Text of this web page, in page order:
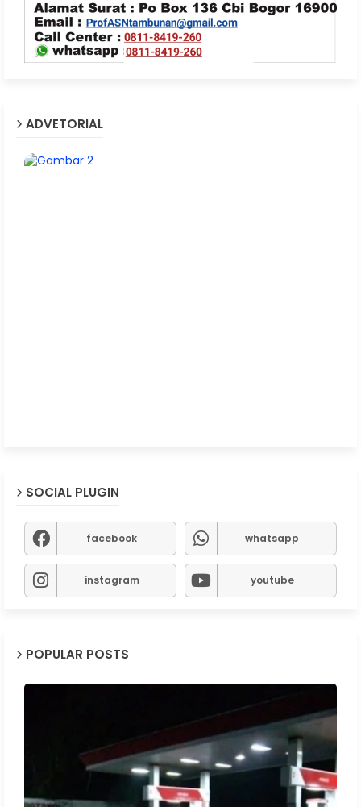
ADVETORIAL
SOCIAL PLUGIN
facebook whatsapp
instagram youtube
POPULAR POSTS